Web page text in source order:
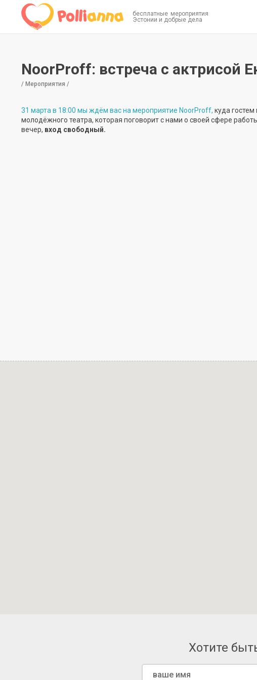
бесплатные мероприятия
Эстонии и добрые дела
NoorProff: встреча с актрисой
/ Мероприятия /
31 марта в 18:00 мы ждём вас на мероприятие NoorProff, куда гостем
молодёжного театра, которая поговорит с нами о своей сфере
вечер, вход свободный.
Хотите